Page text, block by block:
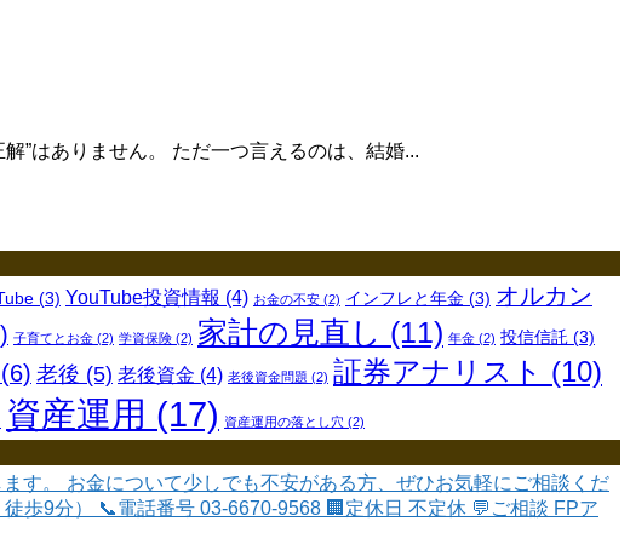
”はありません。 ただ一つ言えるのは、結婚...
(3) YouTube投資情報 (4) お金の不安 (2) インフレと年金 (3) オルカン
子育てとお金 (2) 学資保険 (2) 家計の見直し (11) 年金 (2) 投信信託 (3)
(6) 老後 (5) 老後資金 (4) 老後資金問題 (2) 証券アナリスト (10)
資産運用 (17) 資産運用の落とし穴 (2)